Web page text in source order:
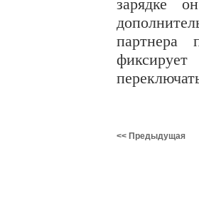
зарядке
партнера
<< Предыдущая